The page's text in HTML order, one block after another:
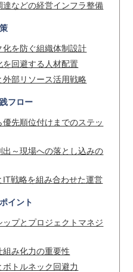
などの経営インフラ整備
を防ぐ組織体制設計
回避する人材配置
部リソース活用戦略
フロー
先順位付けまでのステッ
～現場への落とし込みの
戦略を組み合わせた運営
イント
プとプロジェクトマネジ
み化力の重要性
トルネック回避力